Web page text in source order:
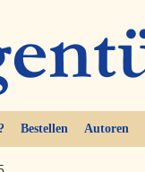
Bestellen Autoren